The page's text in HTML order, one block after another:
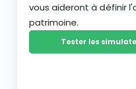
vous aideront à définir
patrimoine.
Tester les